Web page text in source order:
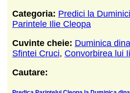
Categoria: Predici la
Parintele Ilie Cleopa
Cuvinte cheie: Duminica
Sfintei Cruci, Convorbirea lui
Cautare: